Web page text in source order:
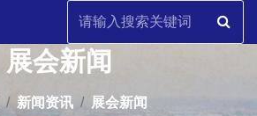
展会新闻
新闻资讯 展会新闻